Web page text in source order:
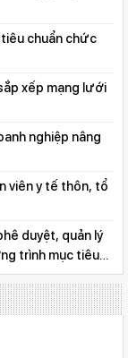
chuẩn chức
xếp mạng lưới
nghiệp nâng
viên y tế thôn, tổ
duyệt, quản lý
trình mục tiêu